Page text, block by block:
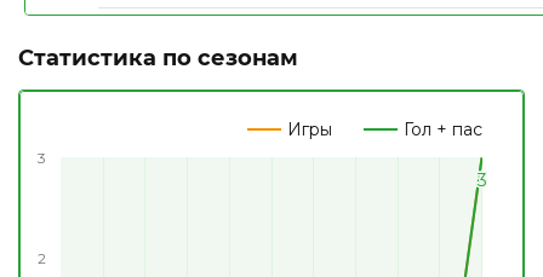
Статистика по сезонам
Игры Гол + пас
2
3
3
3
3
3